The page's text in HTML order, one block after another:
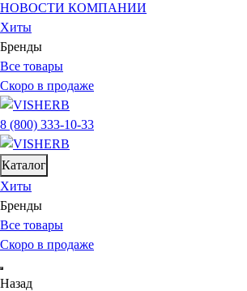
НОВОСТИ КОМПАНИИ
Хиты
Бренды
Все товары
Скоро в продаже
8 (800) 333-10-33
Каталог
Хиты
Бренды
Все товары
Скоро в продаже
Назад